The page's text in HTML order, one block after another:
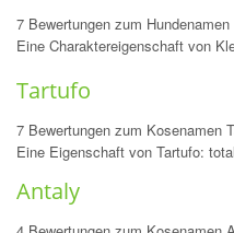
7 Bewertungen zum
Eine Charaktereigenschaft von
Tartufo
7 Bewertungen zum Kosenamen
Eine Eigenschaft von Tartufo:
Antaly